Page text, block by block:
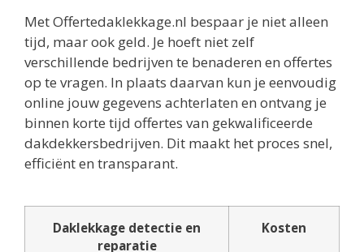
Met Offertedaklekkage.nl bespaar je niet alleen
tijd, maar ook geld. Je hoeft niet zelf
verschillende bedrijven te benaderen en offertes
op te vragen. In plaats daarvan kun je eenvoudig
online jouw gegevens achterlaten en ontvang je
binnen korte tijd offertes van gekwalificeerde
dakdekkersbedrijven. Dit maakt het proces snel,
efficiënt en transparant.
Daklekkage detectie en
reparatie
Kosten